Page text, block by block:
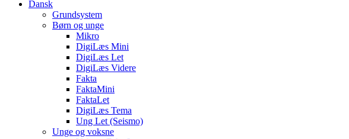
Dansk
Grundsystem
Børn og unge
Mikro
DigiLæs Mini
DigiLæs Let
DigiLæs Videre
Fakta
FaktaMini
FaktaLet
DigiLæs Tema
Ung Let (Seismo)
Unge og voksne